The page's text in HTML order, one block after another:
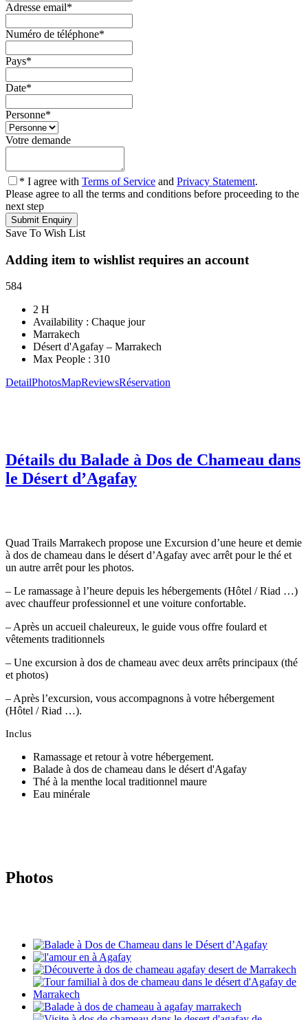
Adresse email*
Numéro de téléphone*
Pays*
Date*
Personne*
Votre demande
* I agree with Terms of Service and Privacy Statement.
Please agree to all the terms and conditions before proceeding to the
next step
Save To Wish List
Adding item to wishlist requires an account
584
2 H
Availability : Chaque jour
Marrakech
Désert d'Agafay – Marrakech
Max People : 310
DetailPhotosMapReviewsRéservation
Détails du Balade à Dos de Chameau dans
le Désert d’Agafay
Quad Trails Marrakech propose une Excursion d’une heure et demie
à dos de chameau dans le désert d’Agafay avec arrêt pour le thé et
un autre arrêt pour les photos.
– Le ramassage à l’heure depuis les hébergements (Hôtel / Riad …)
avec chauffeur professionnel et une voiture confortable.
– Après un accueil chaleureux, le guide vous offre foulard et
vêtements traditionnels
– Une excursion à dos de chameau avec deux arrêts principaux (thé
et photos)
– Après l’excursion, vous accompagnons à votre hébergement
(Hôtel / Riad …).
Inclus
Ramassage et retour à votre hébergement.
Balade à dos de chameau dans le désert d'Agafay
Thé à la menthe local traditionnel maure
Eau minérale
Photos